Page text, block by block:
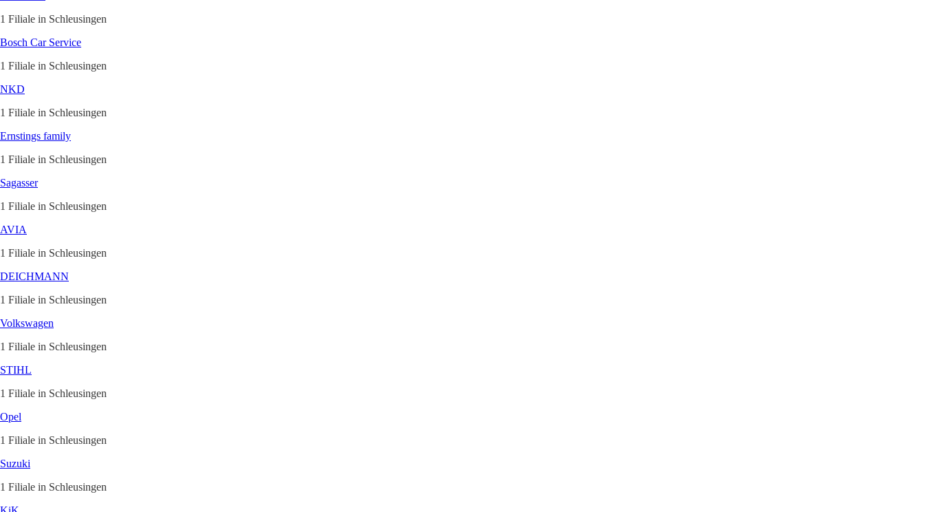
1 Filiale in Schleusingen
Bosch Car Service
1 Filiale in Schleusingen
NKD
1 Filiale in Schleusingen
Ernstings family
1 Filiale in Schleusingen
Sagasser
1 Filiale in Schleusingen
AVIA
1 Filiale in Schleusingen
DEICHMANN
1 Filiale in Schleusingen
Volkswagen
1 Filiale in Schleusingen
STIHL
1 Filiale in Schleusingen
Opel
1 Filiale in Schleusingen
Suzuki
1 Filiale in Schleusingen